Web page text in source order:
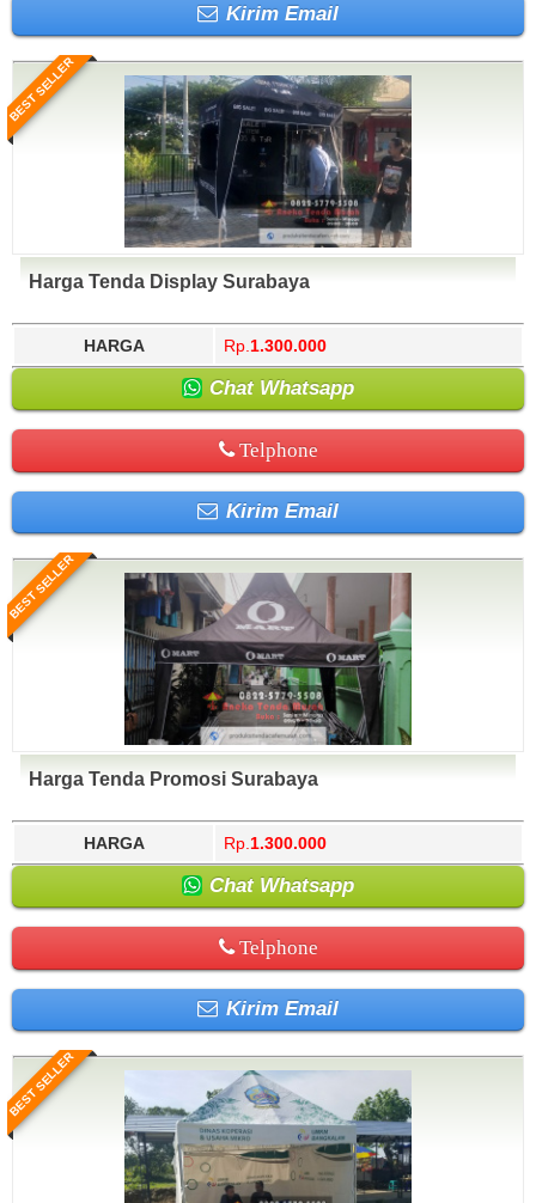
Kirim Email
BEST SELLER
Harga Tenda Display Surabaya
HARGA Rp. 1.300.000
Chat Whatsapp
Telphone
Kirim Email
BEST SELLER
Harga Tenda Promosi Surabaya
HARGA Rp. 1.300.000
Chat Whatsapp
Telphone
Kirim Email
BEST SELLER